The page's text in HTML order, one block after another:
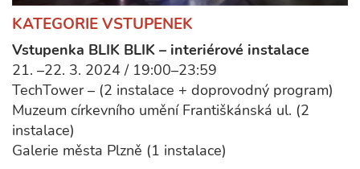
KATEGORIE VSTUPENEK
Vstupenka BLIK BLIK – interiérové instalace
21. –22. 3. 2024 / 19:00–23:59
TechTower – (2 instalace + doprovodný program)
Muzeum církevního umění Františkánská ul. (2
instalace)
Galerie města Plzně (1 instalace)